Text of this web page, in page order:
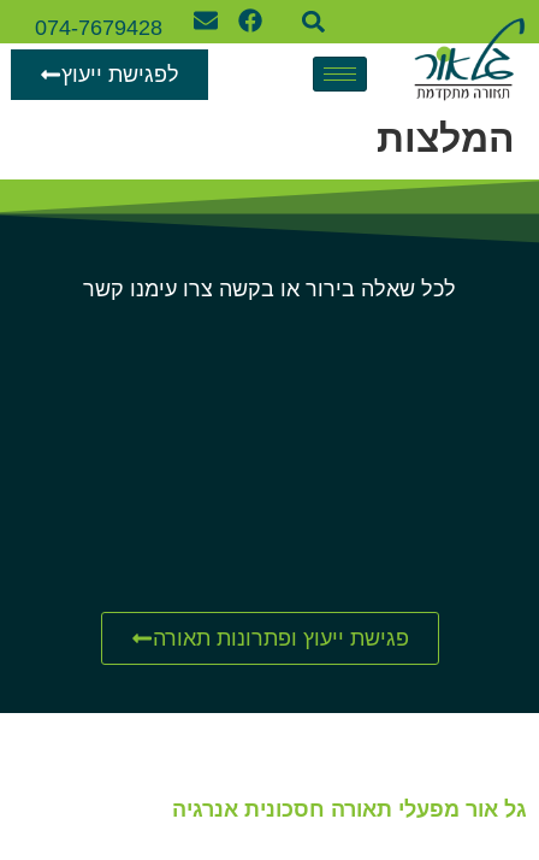
074-7679428
לפגישת ייעוץ
המלצות
לכל שאלה בירור או בקשה צרו עימנו קשר
פגישת ייעוץ ופתרונות תאורה
גל אור מפעלי תאורה חסכונית אנרגיה